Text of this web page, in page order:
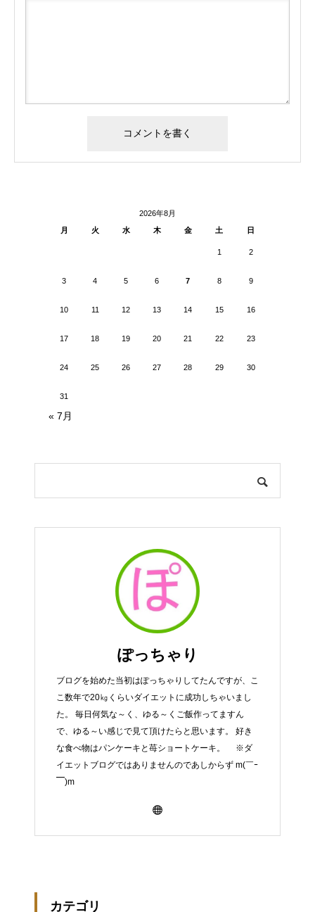
2026年8月
月
火 水 木 金 土 日
1 2
3 4 5 6 7 8 9
10 11 12 13 14 15 16
17 18 19 20 21 22 23
24 25 26 27 28 29 30
31
« 7月
ぽっちゃり
ブログを始めた当初はぽっちゃりしてたんですが、こ
こ数年で20㎏くらいダイエットに成功しちゃいまし
た。 毎日何気な～く、ゆる～くご飯作ってますん
で、ゆる～い感じで見て頂けたらと思います。 好き
な食べ物はパンケーキと苺ショートケーキ。 ※ダ
イエットブログではありませんのであしからず m(￣ｰ
￣)m
カテゴリ